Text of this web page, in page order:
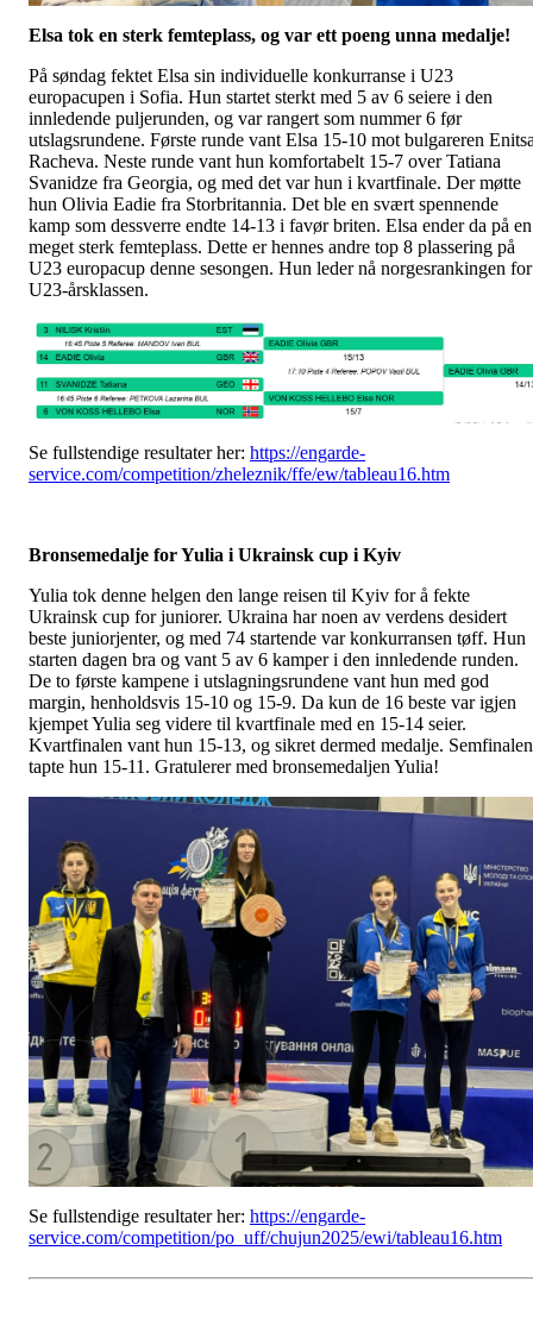
Elsa tok en sterk femteplass, og var ett poeng unna medalje!
På søndag fektet Elsa sin individuelle konkurranse i U23
europacupen i Sofia. Hun startet sterkt med 5 av 6 seiere i den
innledende puljerunden, og var rangert som nummer 6 før
utslagsrundene. Første runde vant Elsa 15-10 mot bulgareren
Racheva. Neste runde vant hun komfortabelt 15-7 over Tatiana
Svanidze fra Georgia, og med det var hun i kvartfinale. Der møtte
hun Olivia Eadie fra Storbritannia. Det ble en svært spennende
kamp som dessverre endte 14-13 i favør briten. Elsa ender da på en
meget sterk femteplass. Dette er hennes andre top 8 plassering på
U23 europacup denne sesongen. Hun leder nå norgesrankingen for
U23-årsklassen.
Se fullstendige resultater her: https://engarde-
service.com/competition/zheleznik/ffe/ew/tableau16.htm
Bronsemedalje for Yulia i Ukrainsk cup i Kyiv
Yulia tok denne helgen den lange reisen til Kyiv for å fekte
Ukrainsk cup for juniorer. Ukraina har noen av verdens desidert
beste juniorjenter, og med 74 startende var konkurransen tøff. Hun
starten dagen bra og vant 5 av 6 kamper i den innledende runden.
De to første kampene i utslagningsrundene vant hun med god
margin, henholdsvis 15-10 og 15-9. Da kun de 16 beste var igjen
kjempet Yulia seg videre til kvartfinale med en 15-14 seier.
Kvartfinalen vant hun 15-13, og sikret dermed medalje. Semfinalen
tapte hun 15-11. Gratulerer med bronsemedaljen Yulia!
Se fullstendige resultater her: https://engarde-
service.com/competition/po_uff/chujun2025/ewi/tableau16.htm